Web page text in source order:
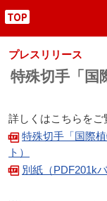
"
プレスリリース
特殊切手「国
詳しくはこちらをご
特殊切手「国際
ト）
別紙（PDF201kバ